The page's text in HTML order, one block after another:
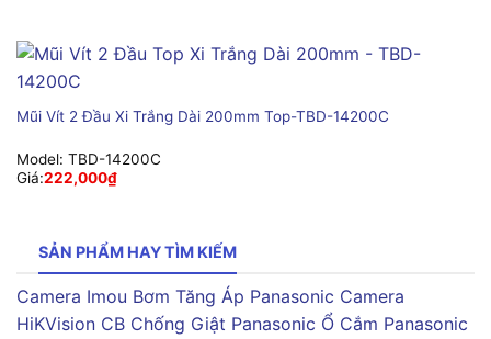
Mũi Vít 2 Đầu Xi Trắng Dài 200mm Top-TBD-14200C
Model: TBD-14200C
Giá:222,000₫
SẢN PHẨM HAY TÌM KIẾM
Camera Imou Bơm Tăng Áp Panasonic Camera
HiKVision CB Chống Giật Panasonic Ổ Cắm Panasonic